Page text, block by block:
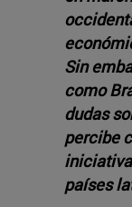
Sin
como
dudas
percibe
países